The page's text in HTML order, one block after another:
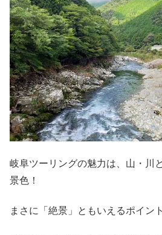
岐阜ツーリングの魅力は、山・川
景色！
まさに「絶景」ともいえるポイン